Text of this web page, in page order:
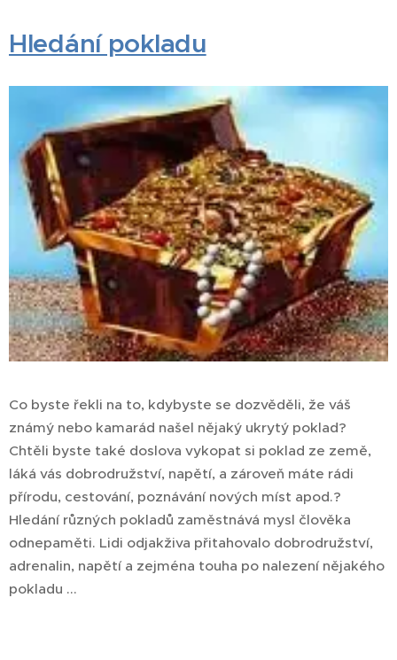
Hledání pokladu
Co byste řekli na to, kdybyste se dozvěděli, že váš
známý nebo kamarád našel nějaký ukrytý poklad?
Chtěli byste také doslova vykopat si poklad ze země,
láká vás dobrodružství, napětí, a zároveň máte rádi
přírodu, cestování, poznávání nových míst apod.?
Hledání různých pokladů zaměstnává mysl člověka
odnepaměti. Lidi odjakživa přitahovalo dobrodružství,
adrenalin, napětí a zejména touha po nalezení nějakého
pokladu ...